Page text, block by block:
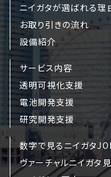
ニイガタが選ばれる理
お取り引きの流れ
設備紹介
サービス内容
透明可視化支援
電池開発支援
研究開発支援
数字で見るニイガタ
ヴァーチャルニイガタ